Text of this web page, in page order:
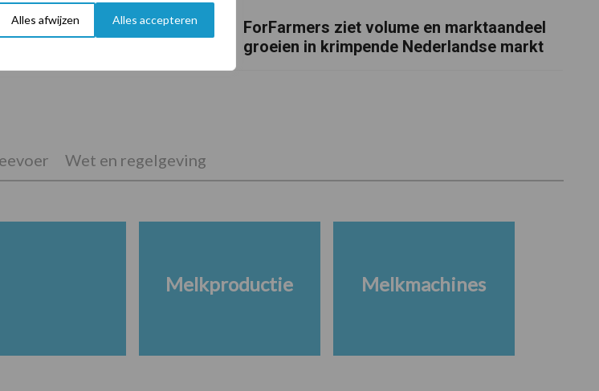
Alles afwijzen Alles accepteren
een vaak onderschatte
ForFarmers ziet volume en marktaandeel
groeien in krimpende Nederlandse markt
Wet en regelgeving
Melkproductie Melkmachines